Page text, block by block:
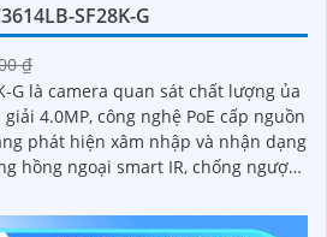
SF28K-G
₫
G là camera quan sát chất lượng ủa
4.0MP, công nghệ PoE cấp nguồn
phát hiện xâm nhập và nhận dạng
hồng ngoại smart IR, chống ngược